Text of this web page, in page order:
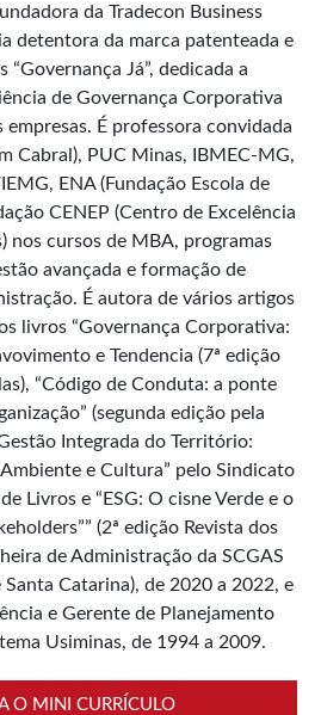
da Tradecon Business
detentora da marca patenteada e
“Governança Já”, dedicada a
de Governança Corporativa
empresas. É professora convidada
Cabral), PUC Minas, IBMEC-MG,
ENA (Fundação Escola de
CENEP (Centro de Excelência
nos cursos de MBA, programas
avançada e formação de
É autora de vários artigos
livros “Governança Corporativa:
e Tendencia (7ª edição
“Código de Conduta: a ponte
(segunda edição pela
Integrada do Território:
e Cultura” pelo Sindicato
Livros e “ESG: O cisne Verde e o
(2ª edição Revista dos
de Administração da SCGAS
Santa Catarina), de 2020 a 2022, e
e Gerente de Planejamento
Usiminas, de 1994 a 2009.
O MINI CURRÍCULO